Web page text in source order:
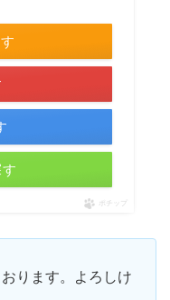
ポチップ
ります。よろしけ